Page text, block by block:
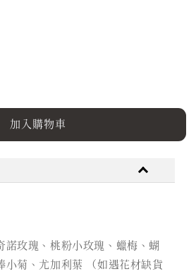
加入購物車
諾玫瑰、桃粉小玫瑰、蠟梅、蝴
小菊、尤加利葉 （如遇花材缺貨